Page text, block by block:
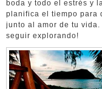
boda y todo el estrés y
planifica el tiempo para
junto al amor de tu
seguir explorando!